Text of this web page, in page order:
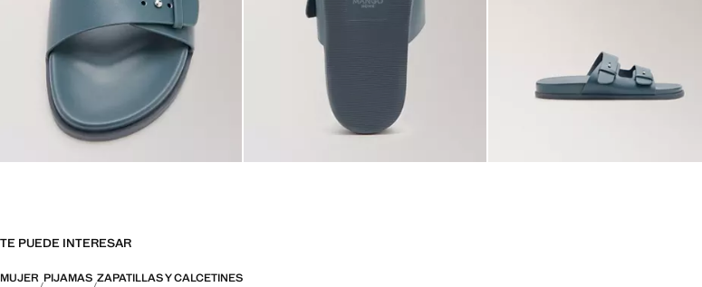
TE PUEDE INTERESAR
MUJER PIJAMAS ZAPATILLAS Y CALCETINES